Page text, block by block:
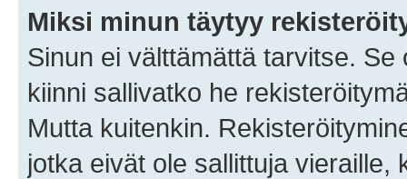
Miksi minun täytyy
Sinun ei välttämättä tarvitse.
kiinni sallivatko he
Mutta kuitenkin.
jotka eivät ole sallittuja vieraille,